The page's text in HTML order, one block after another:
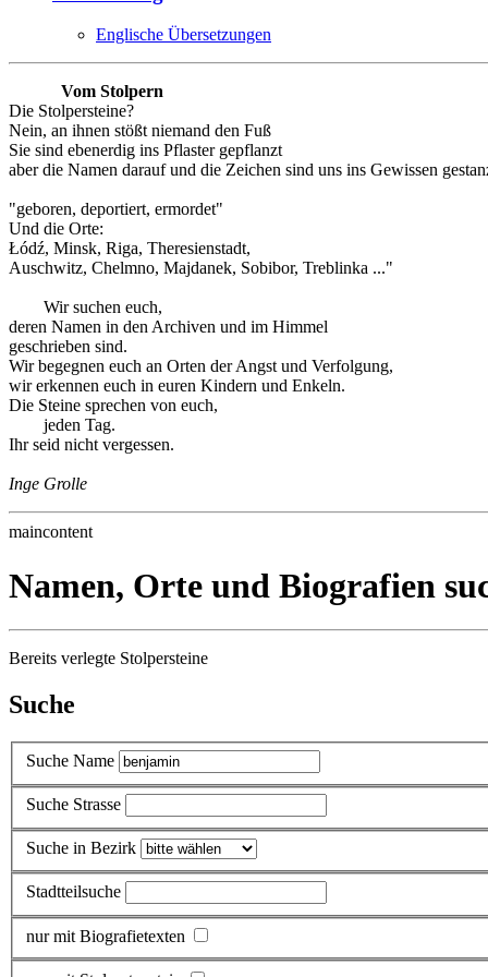
Englische Übersetzungen
Vom Stolpern
Die Stolpersteine?
Nein, an ihnen stößt niemand den Fuß
Sie sind ebenerdig ins Pflaster gepflanzt
aber die Namen darauf und die Zeichen sind uns ins Gewissen
"geboren, deportiert, ermordet"
Und die Orte:
Łódź, Minsk, Riga, Theresienstadt,
Auschwitz, Chelmno, Majdanek, Sobibor, Treblinka ..."
Wir suchen euch,
deren Namen in den Archiven und im Himmel
geschrieben sind.
Wir begegnen euch an Orten der Angst und Verfolgung,
wir erkennen euch in euren Kindern und Enkeln.
Die Steine sprechen von euch,
jeden Tag.
Ihr seid nicht vergessen.
Inge Grolle
maincontent
Namen, Orte und Biografien
Bereits verlegte Stolpersteine
Suche
Suche Name
Suche Strasse
Suche in Bezirk
Stadtteilsuche
nur mit Biografietexten